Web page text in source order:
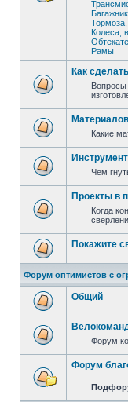
Тормоза
Колеса,
Рамы
Как
Вопросы
Какие
Чем
Проекты в
Когда
Покажите
Форум оптимистов с
Общий
Форум
Форум